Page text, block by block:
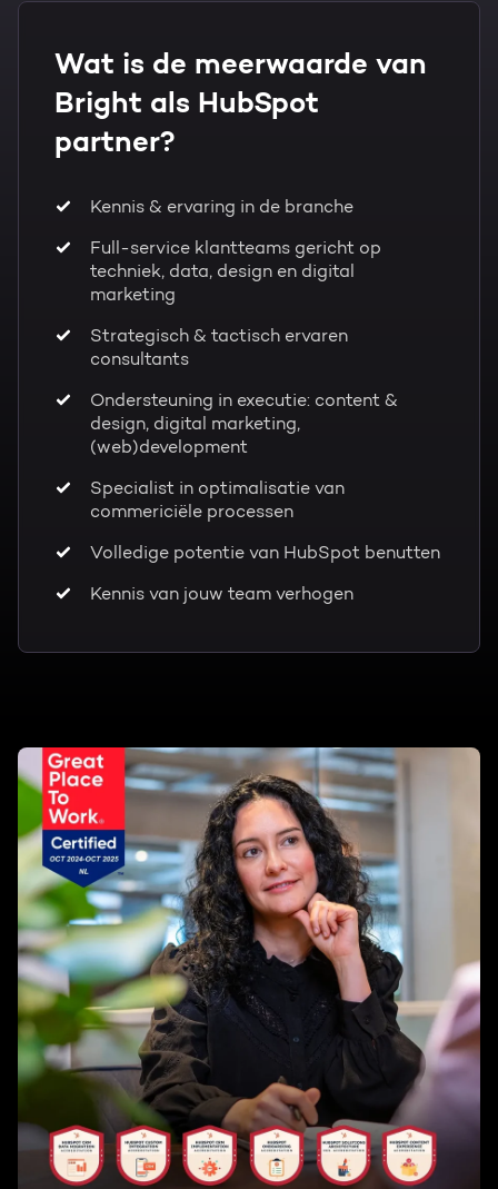
Wat is de meerwaarde van
Bright als HubSpot
partner?
Kennis & ervaring in de branche
Full-service klantteams gericht op
techniek, data, design en digital
marketing
Strategisch & tactisch ervaren
consultants
Ondersteuning in executie: content &
design, digital marketing,
(web)development
Specialist in optimalisatie van
commericiële processen
Volledige potentie van HubSpot benutten
Kennis van jouw team verhogen